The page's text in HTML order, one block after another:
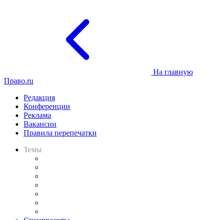
На главную
Право.ru
Редакция
Конференции
Реклама
Вакансии
Правила перепечатки
Темы